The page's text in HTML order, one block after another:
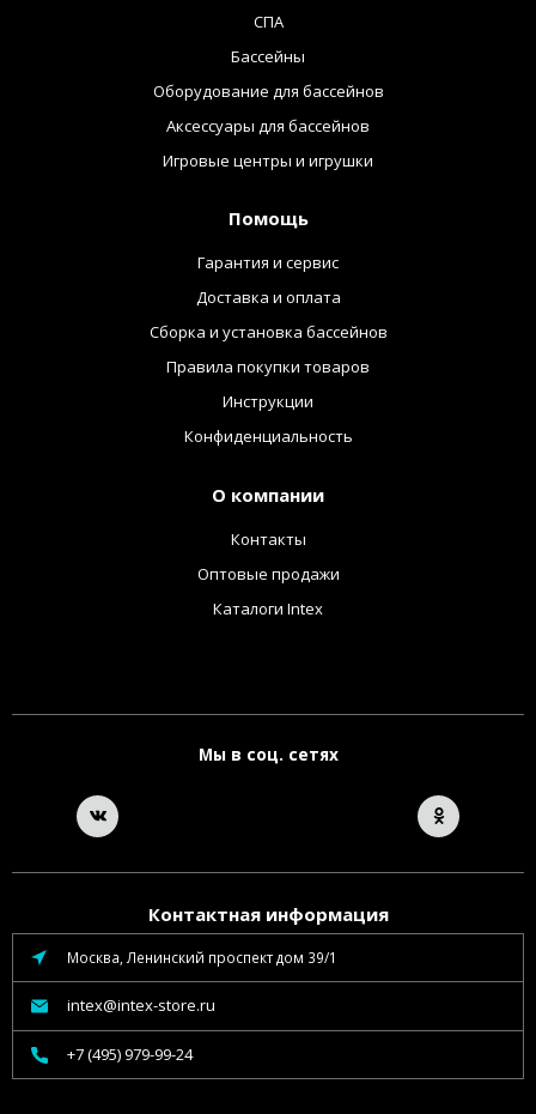
СПА
Бассейны
Оборудование для бассейнов
Аксессуары для бассейнов
Игровые центры и игрушки
Помощь
Гарантия и сервис
Доставка и оплата
Сборка и установка бассейнов
Правила покупки товаров
Инструкции
Конфиденциальность
О компании
Контакты
Оптовые продажи
Каталоги Intex
Мы в соц. сетях
Контактная информация
Москва, Ленинский проспект дом 39/1
intex@intex-store.ru
+7 (495) 979-99-24